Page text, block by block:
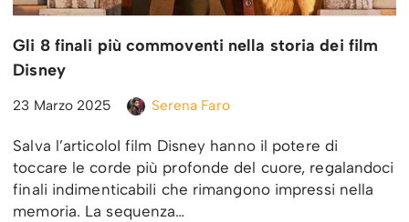
Gli 8 finali più commoventi nella storia dei film
Disney
23 Marzo 2025 Serena Faro
Salva l’articoloI film Disney hanno il potere di
toccare le corde più profonde del cuore, regalandoci
finali indimenticabili che rimangono impressi nella
memoria. La sequenza…